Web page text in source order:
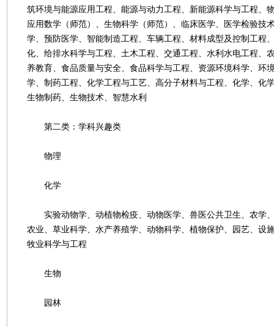
筑环境与能源应用工程、能源与动力工程、新能源科学与工程、
应用数学（师范）、生物科学（师范）、临床医学、医学检验技
学、预防医学、智能制造工程、车辆工程、材料成型及控制工程
化、给排水科学与工程、土木工程、交通工程、水利水电工程、
养教育、食品质量与安全、食品科学与工程、资源环境科学、环
学、制药工程、化学工程与工艺、高分子材料与工程、化学、化
生物制药、生物技术、智慧水利
第二类：学科兴趣类
物理
化学
实验动物学、动植物检疫、动物医学、兽医公共卫生、农学
农业、草业科学、水产养殖学、动物科学、植物保护、园艺、设
牧业科学与工程
生物
园林